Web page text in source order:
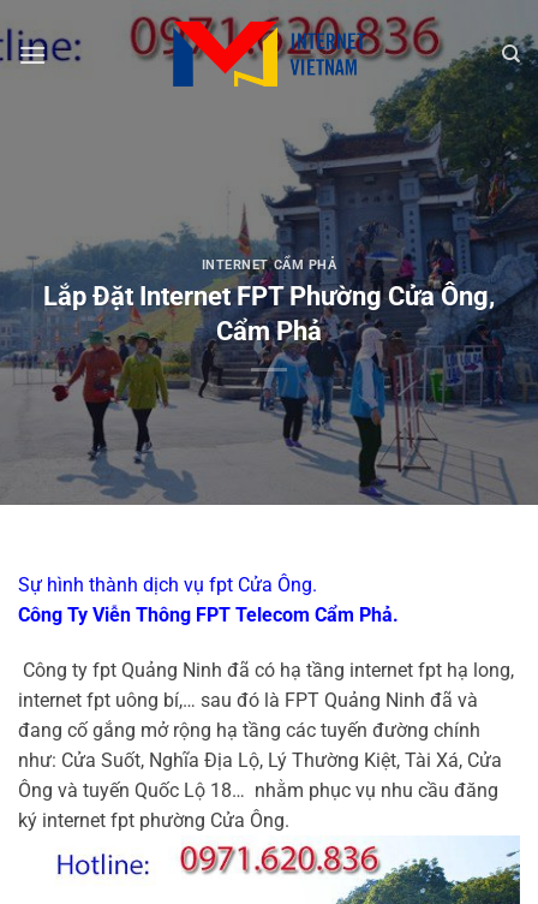
đến
INTERNET CẨM PHẢ
Lắp Đặt Internet FPT Phường Cửa Ông,
Cẩm Phả
Sự hình thành dịch vụ fpt Cửa Ông.
Công Ty Viễn Thông FPT Telecom Cẩm Phả.
Công ty fpt Quảng Ninh đã có hạ tầng internet fpt hạ long,
internet fpt uông bí,… sau đó là FPT Quảng Ninh đã và
đang cố gắng mở rộng hạ tầng các tuyến đường chính
như: Cửa Suốt, Nghĩa Địa Lộ, Lý Thường Kiệt, Tài Xá, Cửa
Ông và tuyến Quốc Lộ 18… nhằm phục vụ nhu cầu đăng
ký internet fpt phường Cửa Ông.